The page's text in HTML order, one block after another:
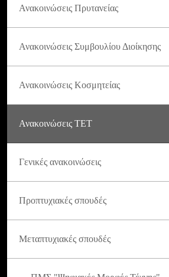
Ανακοινώσεις Πρυτανείας
Ανακοινώσεις Συμβουλίου Διοίκησης
Ανακοινώσεις Κοσμητείας
Ανακοινώσεις ΤΕΤ
Γενικές ανακοινώσεις
Προπτυχιακές σπουδές
Μεταπτυχιακές σπουδές